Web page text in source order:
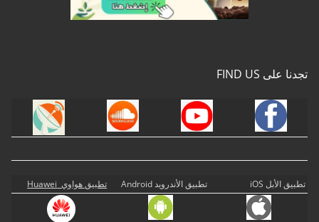
تجدنا على FIND US
تطبيق الأبل iOS تطبيق الأندرويد Android تطبيق هواوي Huawei